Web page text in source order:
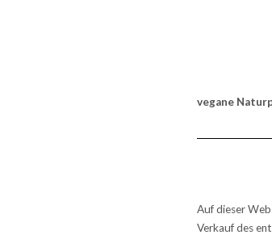
vegane
Auf dieser
Verkauf des